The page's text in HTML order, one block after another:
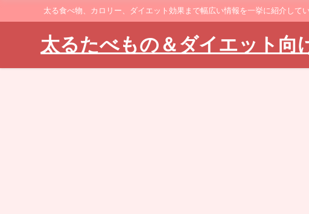
太る食べ物、カロリー、ダイエット効果まで幅広い情報を一挙に紹介して
太るたべもの＆ダイエット向